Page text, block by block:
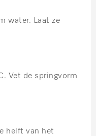
water. Laat ze
Vet de springvorm
helft van het